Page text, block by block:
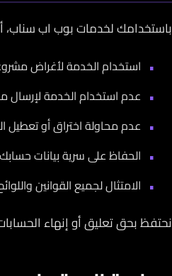
باستخدامك لخدمات بوب اب سناب،
استخدام الخدمة لأغراض
عدم استخدام الخدمة لإرسال
عدم محاولة اختراق أو تعطيل
الحفاظ على سرية بيانات
الامتثال لجميع القوانين
نحتفظ بحق تعليق أو إنهاء